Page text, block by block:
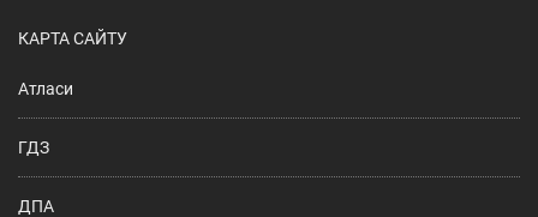
КАРТА САЙТУ
Атласи
ГДЗ
ДПА